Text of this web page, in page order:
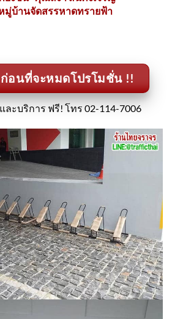
มู่บ้านจัดสรรหาดทรายฟ้า
อนที่จะหมดโปรโมชั่น !!
ะบริการ ฟรี! โทร 02-114-7006